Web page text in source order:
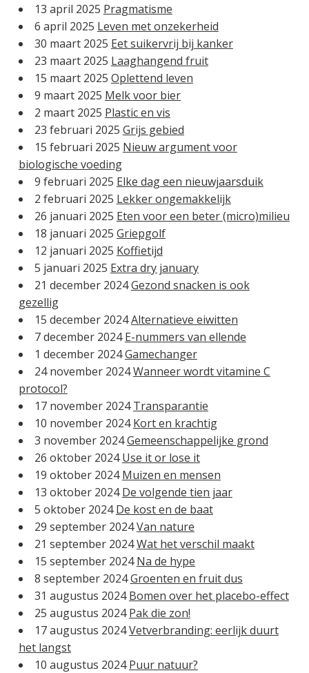
13 april 2025 Pragmatisme
6 april 2025 Leven met onzekerheid
30 maart 2025 Eet suikervrij bij kanker
23 maart 2025 Laaghangend fruit
15 maart 2025 Oplettend leven
9 maart 2025 Melk voor bier
2 maart 2025 Plastic en vis
23 februari 2025 Grijs gebied
15 februari 2025 Nieuw argument voor
biologische voeding
9 februari 2025 Elke dag een nieuwjaarsduik
2 februari 2025 Lekker ongemakkelijk
26 januari 2025 Eten voor een beter (micro)milieu
18 januari 2025 Griepgolf
12 januari 2025 Koffietijd
5 januari 2025 Extra dry january
21 december 2024Gezond snacken is ook
gezellig
15 december 2024Alternatieve eiwitten
7 december 2024 E-nummers van ellende
1 december 2024Gamechanger
24 november 2024Wanneer wordt vitamine C
protocol?
17 november 2024 Transparantie
10 november 2024 Kort en krachtig
3 november 2024Gemeenschappelijke grond
26 oktober 2024 Use it or lose it
19 oktober 2024 Muizen en mensen
13 oktober 2024 De volgende tien jaar
5 oktober 2024 De kost en de baat
29 september 2024Van nature
21 september 2024Wat het verschil maakt
15 september 2024 Na de hype
8 september 2024Groenten en fruit dus
31 augustus 2024 Bomen over het placebo-effect
25 augustus 2024 Pak die zon!
17 augustus 2024Vetverbranding: eerlijk duurt
het langst
10 augustus 2024 Puur natuur?